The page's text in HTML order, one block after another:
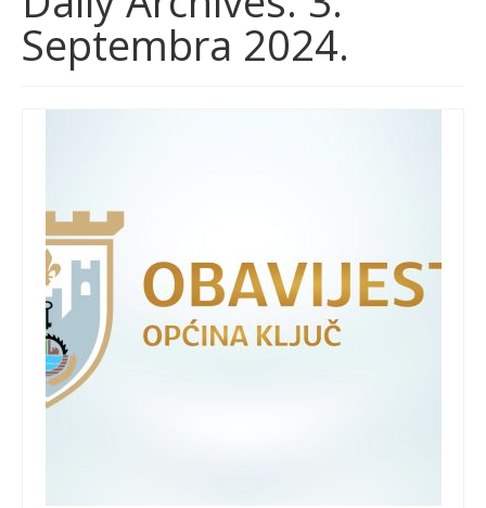
Službeni glasnici
Javne nabavke
Značajni datumi i manifestacije
Septembra 2024.